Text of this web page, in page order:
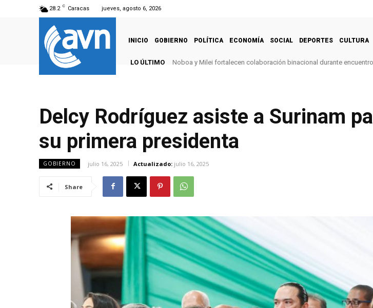
28.2 C Caracas jueves, agosto 6, 2026
INICIO GOBIERNO POLÍTICA ECONOMÍA SOCIAL DEPORTES CULTURA
LO ÚLTIMO Noboa y Milei fortalecen colaboración binacional durante
Delcy Rodríguez asiste a Surinam
su primera presidenta
GOBIERNO julio 16, 2025 Actualizado: julio 16, 2025
Share